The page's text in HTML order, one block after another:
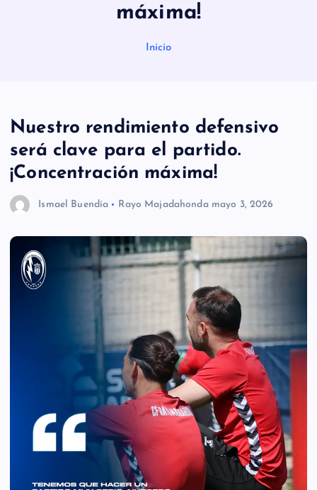
máxima!
Inicio
Nuestro rendimiento defensivo
será clave para el partido.
¡Concentración máxima!
Ismael Buendía Rayo Majadahonda mayo 3, 2026